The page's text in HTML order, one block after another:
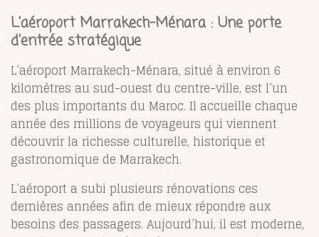
L'aéroport Marrakech-Ménara : Une porte
d'entrée stratégique
L’aéroport Marrakech-Ménara, situé à environ 6
kilomètres au sud-ouest du centre-ville, est l’un
des plus importants du Maroc. Il accueille chaque
année des millions de voyageurs qui viennent
découvrir la richesse culturelle, historique et
gastronomique de Marrakech.
L’aéroport a subi plusieurs rénovations ces
dernières années afin de mieux répondre aux
besoins des passagers. Aujourd’hui, il est moderne,